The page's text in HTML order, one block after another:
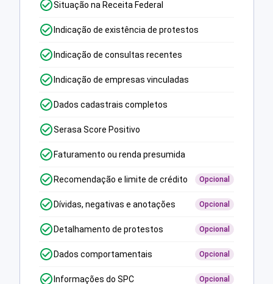
Situação na Receita Federal
Indicação de existência de protestos
Indicação de consultas recentes
Indicação de empresas vinculadas
Dados cadastrais completos
Serasa Score Positivo
Faturamento ou renda presumida
Recomendação e limite de crédito Opcional
Dívidas, negativas e anotações Opcional
Detalhamento de protestos Opcional
Dados comportamentais Opcional
Informações do SPC Opcional